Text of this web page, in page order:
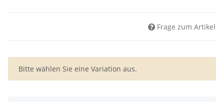
Frage zum Artikel
x
Bitte wählen Sie eine Variation aus.